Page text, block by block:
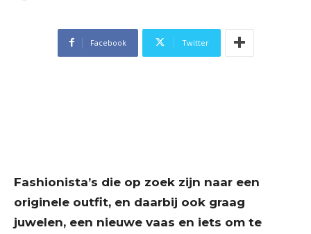
Facebook Twitter
Fashionista’s die op zoek zijn naar een
originele outfit, en daarbij ook graag
juwelen, een nieuwe vaas en iets om te